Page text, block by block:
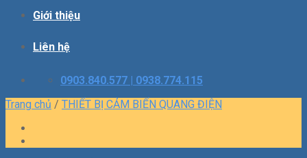
Giới thiệu
Liên hệ
0903.840.577 | 0938.774.115
Trang chủ / THIẾT BỊ CẢM BIẾN QUANG ĐIỆN